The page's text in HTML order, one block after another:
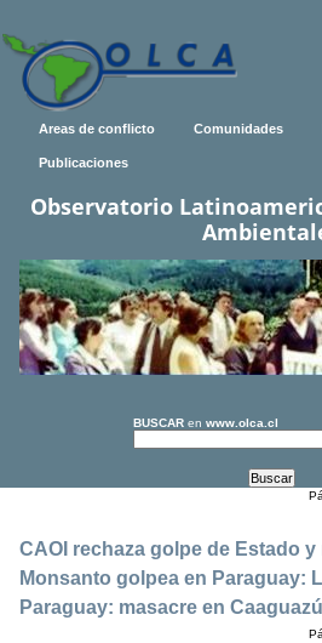
Areas de conflicto Comunidades
Publicaciones
Observatorio
BUSCAR en www.olca.cl
CAOI rechaza golpe de Estado
Monsanto golpea en Paraguay:
Paraguay: masacre en Caaguazú